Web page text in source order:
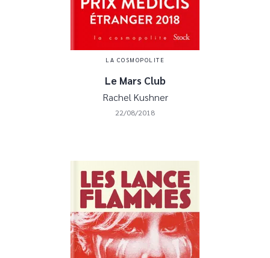
LA COSMOPOLITE
Le Mars Club
Rachel Kushner
22/08/2018